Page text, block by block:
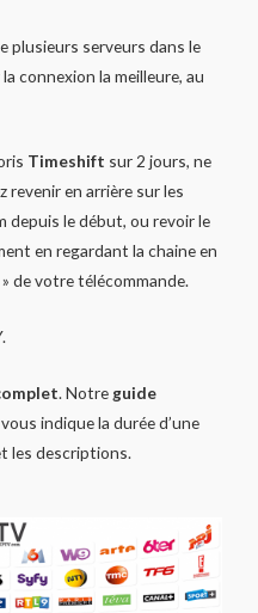
plusieurs serveurs dans le
connexion la meilleure, au
Timeshift sur 2 jours, ne
revenir en arrière sur les
depuis le début, ou revoir le
en regardant la chaine en
de votre télécommande.
. Notre guide
vous indique la durée d’une
les descriptions.